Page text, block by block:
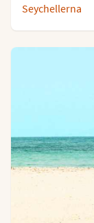
Seychellerna